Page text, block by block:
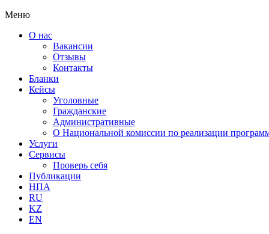
Меню
О нас
Вакансии
Отзывы
Контакты
Бланки
Кейсы
Уголовные
Гражданские
Административные
О Национальной комиссии по реализации
Услуги
Сервисы
Проверь себя
Публикации
НПА
RU
KZ
EN